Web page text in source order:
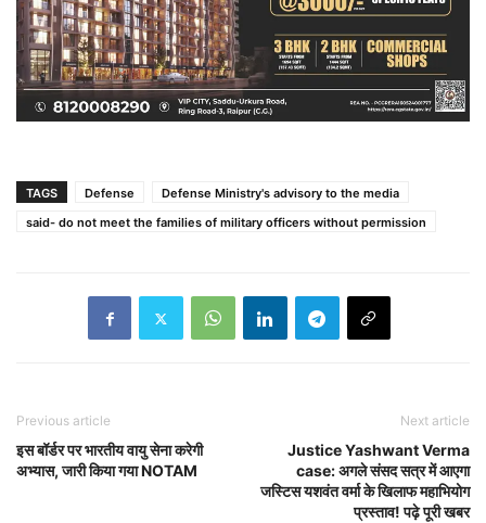
TAGS Defense
Defense Ministry's advisory to the media
said- do not meet the families of military officers without permission
Previous article
इस बॉर्डर पर भारतीय वायु सेना करेगी
अभ्यास, जारी किया गया NOTAM
Next article
Justice Yashwant Verma
case: अगले संसद सत्र में आएगा
जस्टिस यशवंत वर्मा के खिलाफ महाभियोग
प्रस्ताव! पढ़े पूरी खबर